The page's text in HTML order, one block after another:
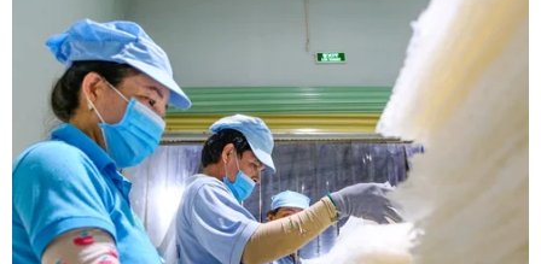
CƠ QUAN CHỦ QUẢN: THÔNG TẤN XÃ VIỆT NAM
Tổng Biên tập: TRẦN TIẾN DUẨN
Phó Tổng Biên tập: NGUYỄN THỊ TÁM, KHÚC THANH
THỦY
Sở hữu trí tuệ
Quy định sử dụng